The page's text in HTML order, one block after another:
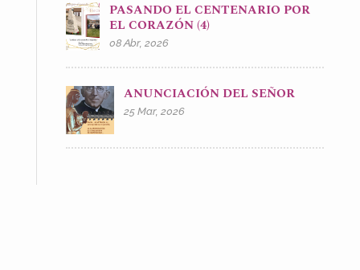
PASANDO EL CENTENARIO POR
EL CORAZÓN (4)
08 Abr, 2026
ANUNCIACIÓN DEL SEÑOR
25 Mar, 2026